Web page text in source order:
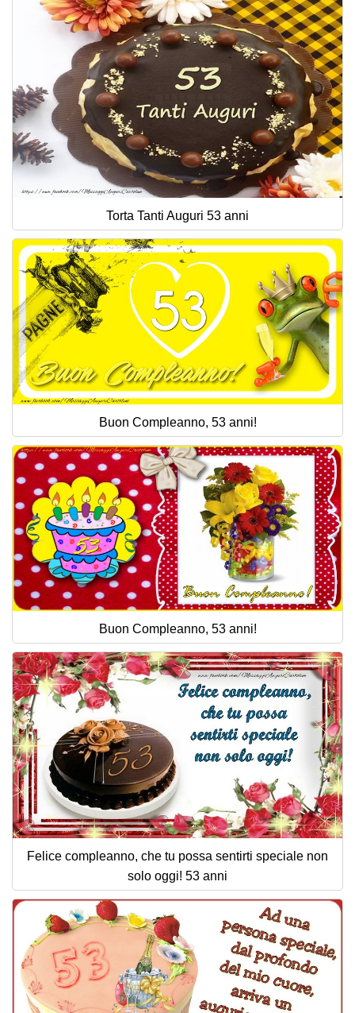
Torta Tanti Auguri 53 anni
Buon Compleanno, 53 anni!
Buon Compleanno, 53 anni!
Felice compleanno, che tu possa sentirti speciale non
solo oggi! 53 anni